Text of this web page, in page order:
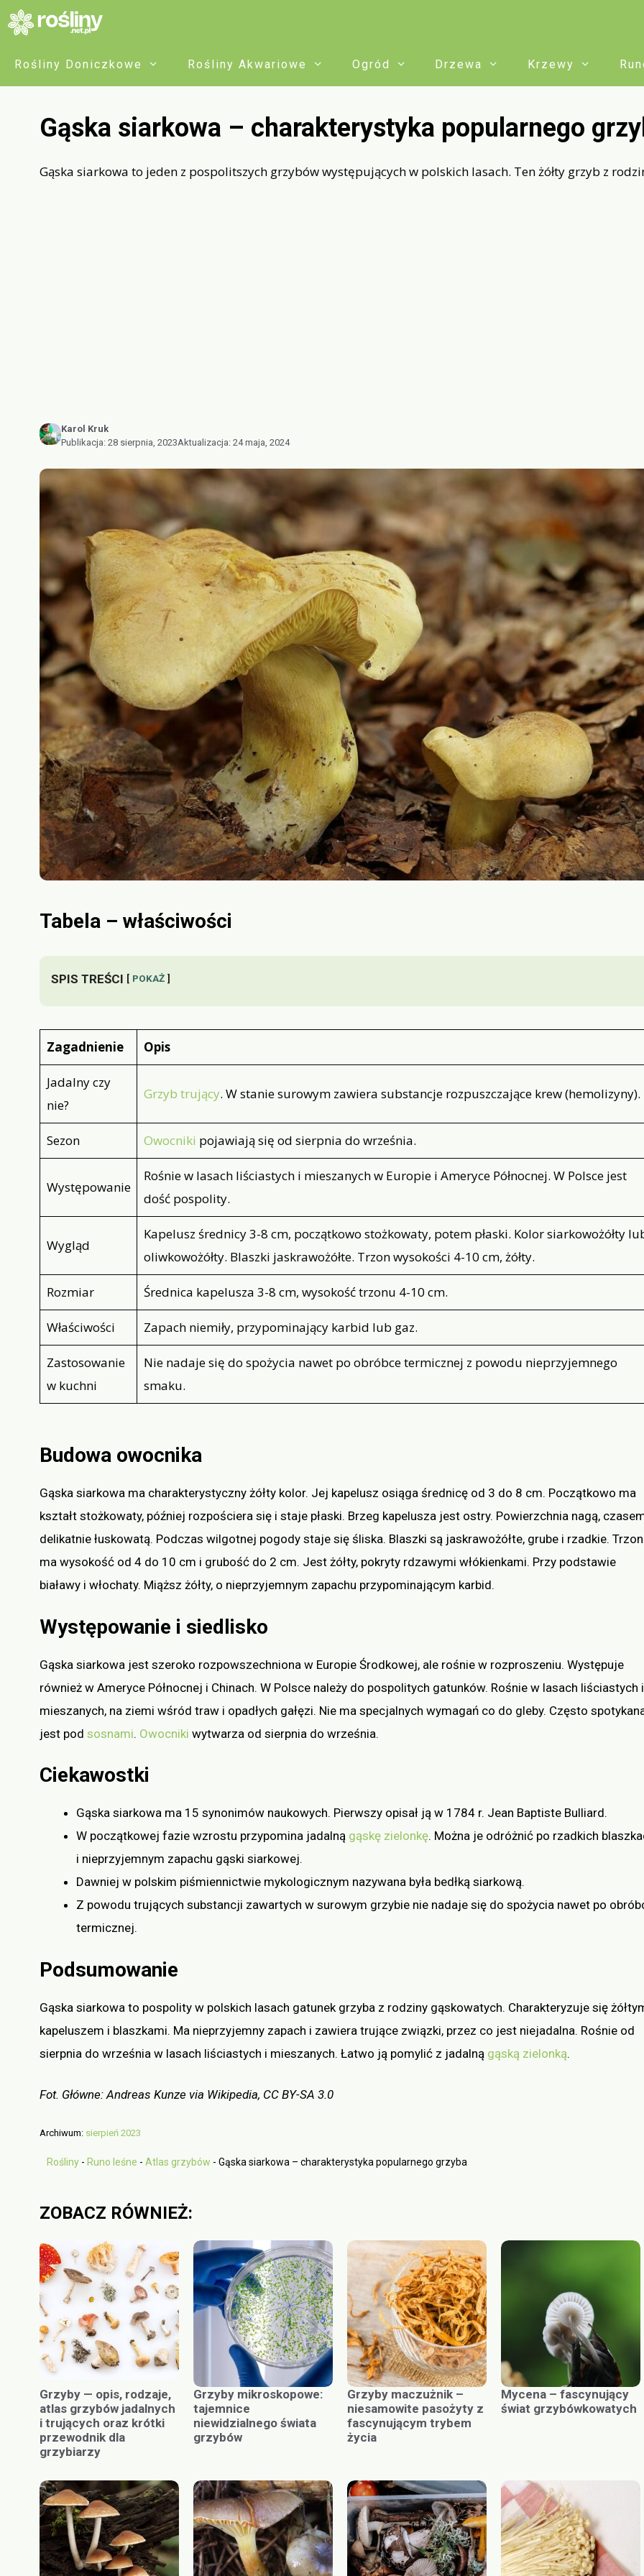
Przejdź
do
treściRośliny Doniczkowe Rośliny Akwariowe Ogród Drzewa Krzewy
Gąska siarkowa – charakterystyka popularnego
Gąska siarkowa to jeden z pospolitszych grzybów występujących w polskich lasach. Ten żółty grzyb z
Karol Kruk
Publikacja: 28 sierpnia, 2023Aktualizacja: 24 maja, 2024
Tabela – właściwości
SPIS TREŚCI POKAŻ
Zagadnienie Opis
Jadalny czy
nie?
Grzyb trujący. W stanie surowym zawiera substancje rozpuszczające krew (hemolizyny).
Sezon Owocniki pojawiają się od sierpnia do września.
Występowanie
Rośnie w lasach liściastych i mieszanych w Europie i Ameryce Północnej. W Polsce jest
dość pospolity.
Wygląd
Kapelusz średnicy 3-8 cm, początkowo stożkowaty, potem płaski. Kolor siarkowożółty
oliwkowożółty. Blaszki jaskrawożółte. Trzon wysokości 4-10 cm, żółty.
Rozmiar Średnica kapelusza 3-8 cm, wysokość trzonu 4-10 cm.
Właściwości Zapach niemiły, przypominający karbid lub gaz.
Zastosowanie
w kuchni
Nie nadaje się do spożycia nawet po obróbce termicznej z powodu nieprzyjemnego
smaku.
Budowa owocnika
Gąska siarkowa ma charakterystyczny żółty kolor. Jej kapelusz osiąga średnicę od 3 do 8 cm. Początkowo ma
kształt stożkowaty, później rozpościera się i staje płaski. Brzeg kapelusza jest ostry. Powierzchnia nagą,
delikatnie łuskowatą. Podczas wilgotnej pogody staje się śliska. Blaszki są jaskrawożółte, grube i rzadkie. Trzon
ma wysokość od 4 do 10 cm i grubość do 2 cm. Jest żółty, pokryty rdzawymi włókienkami. Przy podstawie
białawy i włochaty. Miąższ żółty, o nieprzyjemnym zapachu przypominającym karbid.
Występowanie i siedlisko
Gąska siarkowa jest szeroko rozpowszechniona w Europie Środkowej, ale rośnie w rozproszeniu. Występuje
również w Ameryce Północnej i Chinach. W Polsce należy do pospolitych gatunków. Rośnie w lasach liściastych i
mieszanych, na ziemi wśród traw i opadłych gałęzi. Nie ma specjalnych wymagań co do gleby. Często
jest pod sosnami. Owocniki wytwarza od sierpnia do września.
Ciekawostki
Gąska siarkowa ma 15 synonimów naukowych. Pierwszy opisał ją w 1784 r. Jean Baptiste Bulliard.
W początkowej fazie wzrostu przypomina jadalną gąskę zielonkę. Można je odróżnić po rzadkich
i nieprzyjemnym zapachu gąski siarkowej.
Dawniej w polskim piśmiennictwie mykologicznym nazywana była bedłką siarkową.
Z powodu trujących substancji zawartych w surowym grzybie nie nadaje się do spożycia nawet po
termicznej.
Podsumowanie
Gąska siarkowa to pospolity w polskich lasach gatunek grzyba z rodziny gąskowatych. Charakteryzuje się
kapeluszem i blaszkami. Ma nieprzyjemny zapach i zawiera trujące związki, przez co jest niejadalna. Rośnie od
sierpnia do września w lasach liściastych i mieszanych. Łatwo ją pomylić z jadalną gąską zielonką.
Fot. Główne: Andreas Kunze via Wikipedia, CC BY-SA 3.0
Archiwum: sierpień 2023
Rośliny - Runo leśne - Atlas grzybów - Gąska siarkowa – charakterystyka popularnego grzyba
ZOBACZ RÓWNIEŻ:
Grzyby — opis, rodzaje,
atlas grzybów jadalnych
i trujących oraz krótki
przewodnik dla
grzybiarzy
Grzyby mikroskopowe:
tajemnice
niewidzialnego świata
grzybów
Grzyby maczużnik –
niesamowite pasożyty z
fascynującym trybem
życia
Mycena – fascynujący
świat grzybówkowatych